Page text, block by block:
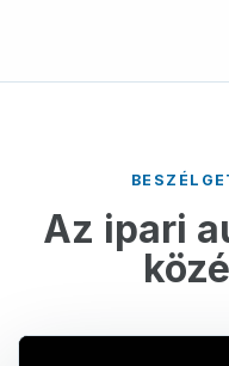
Az ipari